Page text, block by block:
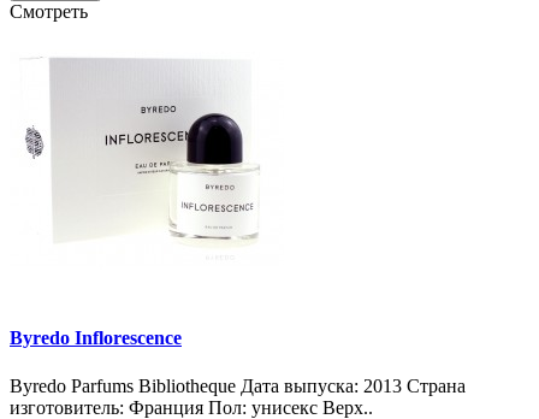
Смотреть
Byredo Inflorescence
Byredo Parfums Bibliotheque Дата выпуска: 2013 Страна
изготовитель: Франция Пол: унисекс Верх..